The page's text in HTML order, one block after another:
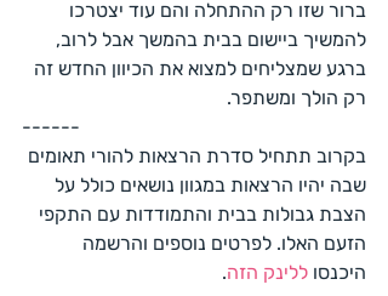
ברור שזו רק ההתחלה והם עוד יצטרכו
להמשיך ביישום בבית בהמשך אבל לרוב,
ברגע שמצליחים למצוא את הכיוון החדש זה
רק הולך ומשתפר.
------
בקרוב תתחיל סדרת הרצאות להורי תאומים
שבה יהיו הרצאות במגוון נושאים כולל על
הצבת גבולות בבית והתמודדות עם התקפי
הזעם האלו. לפרטים נוספים והרשמה
היכנסו ללינק הזה.